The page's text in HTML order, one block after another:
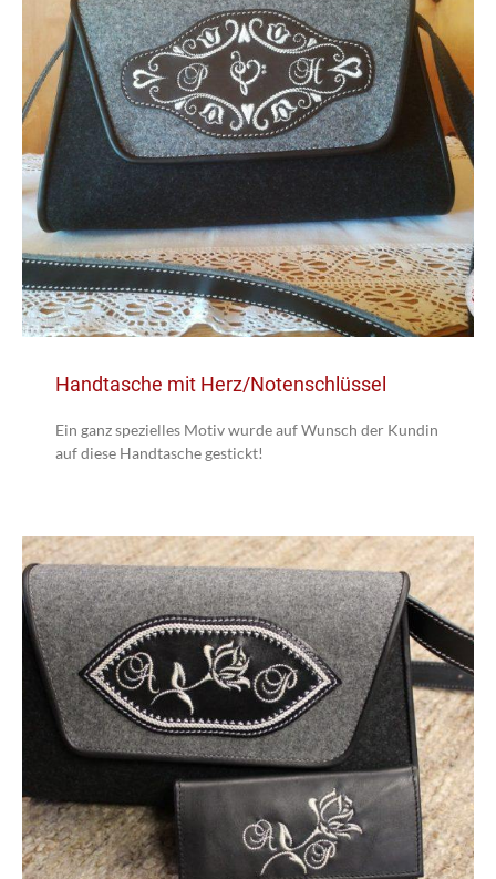
Handtasche mit Herz/Notenschlüssel
Ein ganz spezielles Motiv wurde auf Wunsch der Kundin
auf diese Handtasche gestickt!